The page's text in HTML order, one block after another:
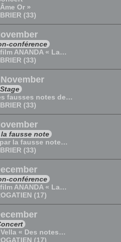
Or »
(33)
conférence
ANANDA « La…
(33)
Stage
fausses notes de…
(33)
fausse note
la fausse note…
(33)
conférence
ANANDA « La…
(17)
« Des notes…
(17)